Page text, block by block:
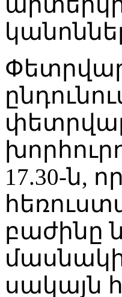
17.30-ն,
բաժինը
սակայն